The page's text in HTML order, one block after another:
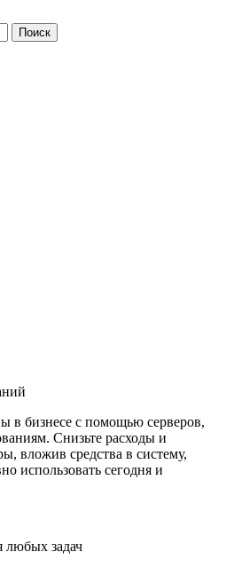
в бизнесе с помощью серверов,
Снизьте расходы и
вложив средства в систему,
использовать сегодня и
любых задач